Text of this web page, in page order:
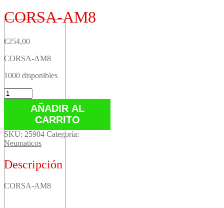
CORSA-AM8
€254,00
CORSA-AM8
1000 disponibles
CORSA-
AM8
AÑADIR AL
CARRITO
SKU: 25904 Categoría:
Neumaticos
Descripción
CORSA-AM8